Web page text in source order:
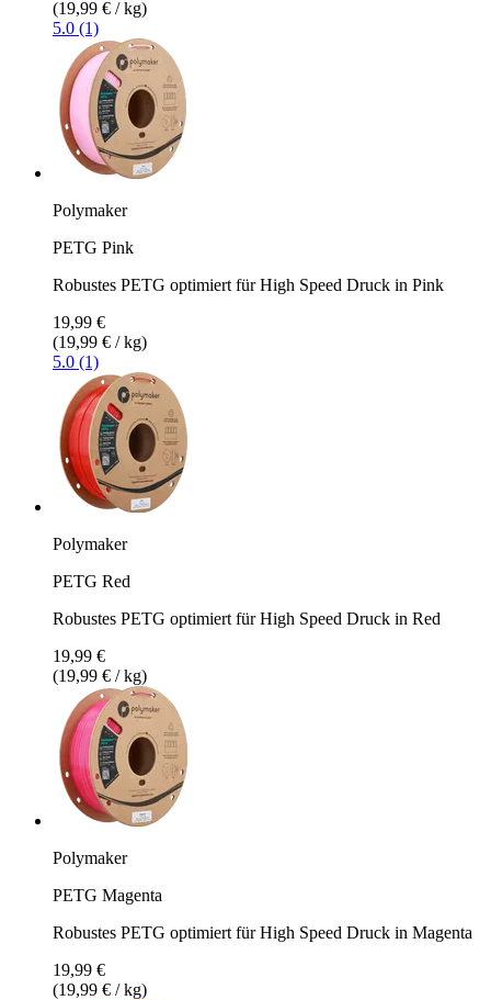
(19,99 € / kg)
5.0 (1)
Polymaker
PETG Pink
Robustes PETG optimiert für High Speed Druck in Pink
19,99 €
(19,99 € / kg)
5.0 (1)
Polymaker
PETG Red
Robustes PETG optimiert für High Speed Druck in Red
19,99 €
(19,99 € / kg)
Polymaker
PETG Magenta
Robustes PETG optimiert für High Speed Druck in Magenta
19,99 €
(19,99 € / kg)